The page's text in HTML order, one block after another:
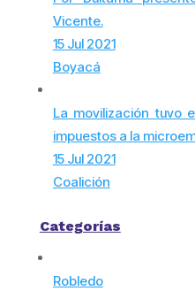
Vicente.
15 Jul 2021
Boyacá
La movilización tuvo
impuestos a la
15 Jul 2021
Coalición
Categorías
Robledo